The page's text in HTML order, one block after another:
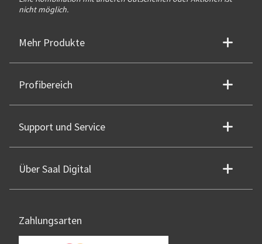
nicht möglich.
Mehr Produkte
Profibereich
Support und Service
Über Saal Digital
Zahlungsarten